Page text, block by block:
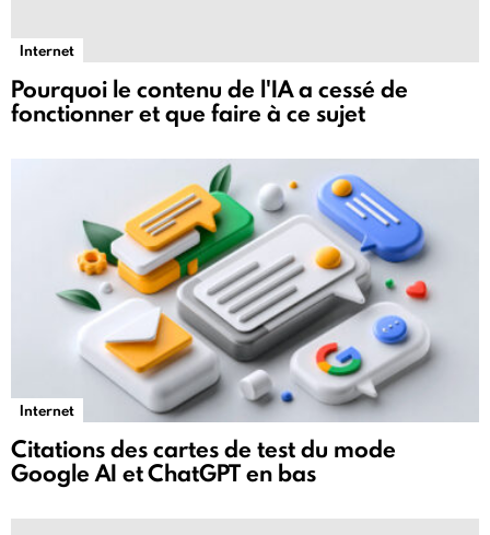
Internet
Pourquoi le contenu de l'IA a cessé de
fonctionner et que faire à ce sujet
Internet
Citations des cartes de test du mode
Google AI et ChatGPT en bas